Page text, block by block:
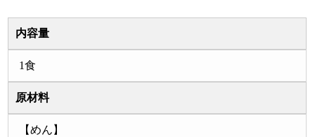
内容量
1食
原材料
【めん】